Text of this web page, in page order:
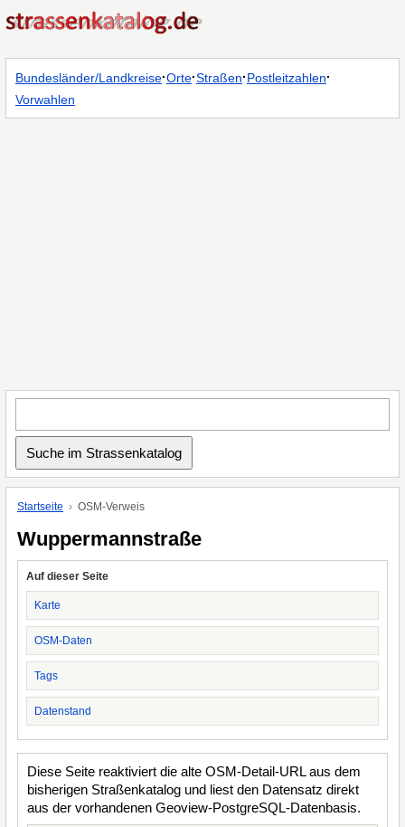
Bundesländer/Landkreise·Orte·Straßen·Postleitzahlen·
Vorwahlen
Startseite OSM-Verweis
Wuppermannstraße
Auf dieser Seite
Karte
OSM-Daten
Tags
Datenstand
Diese Seite reaktiviert die alte OSM-Detail-URL aus dem
bisherigen Straßenkatalog und liest den Datensatz direkt
aus der vorhandenen Geoview-PostgreSQL-Datenbasis.